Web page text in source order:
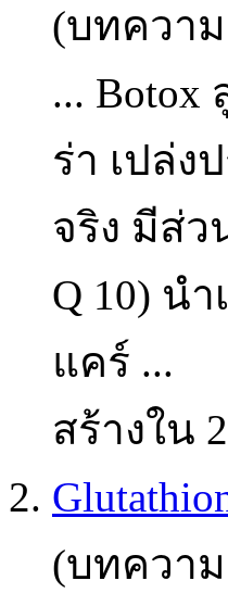
(บทควา
... Botox
ร่า เปล่ง
จริง มีส่
Q 10) น
แคร์ ...
สร้างใน
2.
(บทควา